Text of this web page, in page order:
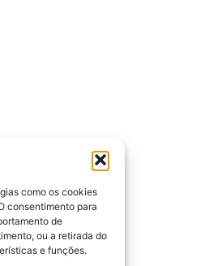
como os cookies
consentimento para
de
ou a retirada do
e funções.